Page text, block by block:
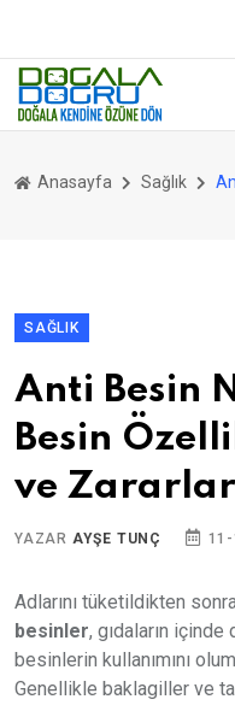
Anasayfa Sağlık
SAĞLIK
Anti Besin
Besin
ve
YAZAR AYŞE TUNÇ
Adlarını tüketildikten
besinler, gıdaların
besinlerin kullanımını
Genellikle baklagiller ve